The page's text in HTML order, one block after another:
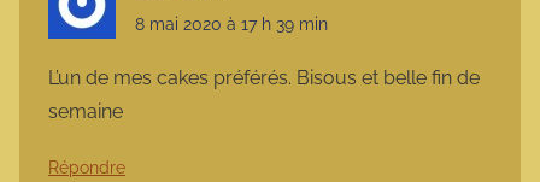
8 mai 2020 à 17 h 39 min
L’un de mes cakes préférés. Bisous et belle fin de
semaine
Répondre